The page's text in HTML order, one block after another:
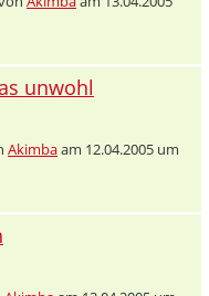
unwohl
Akimbaam 12.04.2005 um